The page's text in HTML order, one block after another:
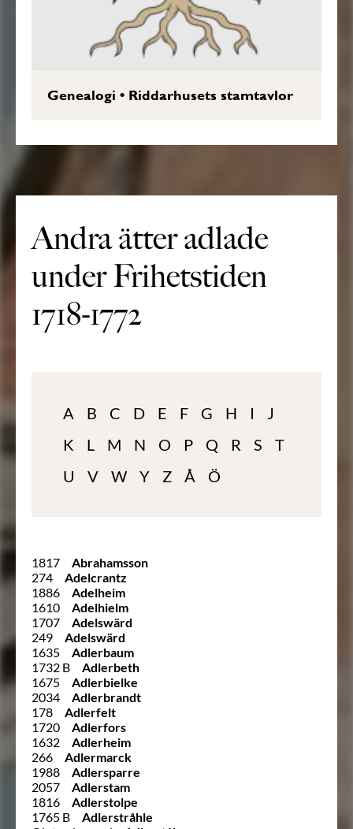
Genealogi • Riddarhusets stamtavlor
Andra ätter adlade
under Frihetstiden
1718-1772
A B C D E F G H I
J
K
L M N O P Q R S
T
U
V W Y Z Å Ö
1817
Abrahamsson
274
Adelcrantz
1886
Adelheim
1610
Adelhielm
1707
Adelswärd
249
Adelswärd
1635
Adlerbaum
1732 B
Adlerbeth
1675
Adlerbielke
2034
Adlerbrandt
178
Adlerfelt
1720
Adlerfors
1632
Adlerheim
266
Adlermarck
1988
Adlersparre
2057
Adlerstam
1816
Adlerstolpe
1765 B
Adlerstråhle